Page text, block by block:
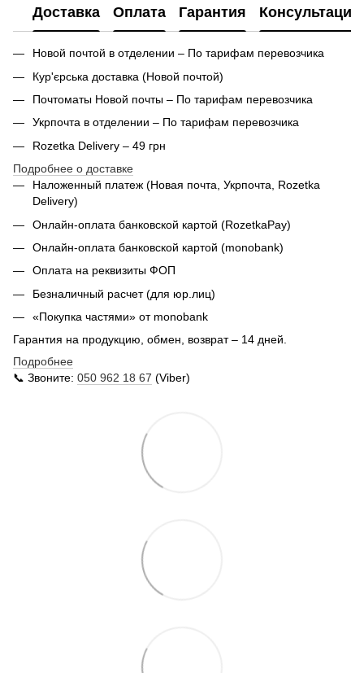
Доставка Оплата Гарантия Консультация
Новой почтой в отделении – По тарифам перевозчика
Кур'єрська доставка (Новой почтой)
Почтоматы Новой почты – По тарифам перевозчика
Укрпочта в отделении – По тарифам перевозчика
Rozetka Delivery – 49 грн
Подробнее о доставке
Наложенный платеж (Новая почта, Укрпочта, Rozetka
Delivery)
Онлайн-оплата банковской картой (RozetkaPay)
Онлайн-оплата банковской картой (monobank)
Оплата на реквизиты ФОП
Безналичный расчет (для юр.лиц)
«Покупка частями» от monobank
Гарантия на продукцию, обмен, возврат – 14 дней.
Подробнее
📞 Звоните: 050 962 18 67 (Viber)